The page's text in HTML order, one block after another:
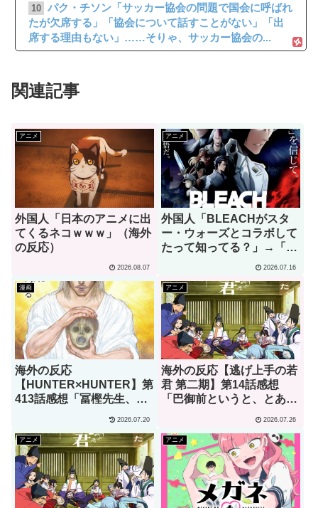
10 パク・チソン「サッカー協会の問題で国会に呼ばれ
たが欠席する」「協会について話すことがない」「出
席する理由もない」……そりゃ、サッカー協会の...
関連記事
アニメ
外国人「日本のアニメに出
てくるネコｗｗｗ」（海外
の反応）
2026.08.07
アニメ
外国人「BLEACHがスタ
ー・ウォーズとコラボして
たって知ってる？」→「何
2026.07.16
漫画
海外の反応
【HUNTER×HUNTER】第
413話感想「冨樫先生、あ
2026.07.20
アニメ
海外の反応【逃げ上手の若
君 第二期】第14話感想
「巴御前というと、とある
2026.07.26
アニメ アニメ